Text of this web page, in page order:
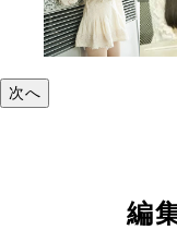
次へ
編